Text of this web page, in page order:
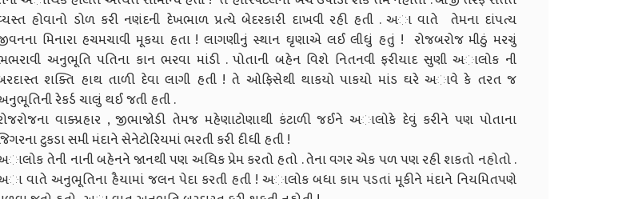
હોવાનો ડોળ કરી નણંદની દેખભાળ પ્રત્યે બેદરકારી દાખવી રહી હતી . અા વાતે તેમના દાંપત્ય
મિનારા હચમચાવી મૂકયા હતા ! લાગણીનું સ્થાન ઘૃણાએ લઈ લીધું હતું ! રોજબરોજ મીઠું મરચું
અનુભૂતિ પતિના કાન ભરવા માંડી . પોતાની બહેન વિશે નિતનવી ફરીયાદ સુણી અાલોક ની
શક્તિ હાથ તાળી દેવા લાગી હતી ! તે ઓફિસેથી થાકયો પાકયો માંડ ઘરે અાવે કે તરત જ
રેકર્ડ ચાલું થઈ જતી હતી .
વાક્પ્રહાર , જીભાજોડી તેમજ મહેણાટોણાથી કંટાળી જઈને અાલોકે દેવું કરીને પણ પોતાના
ટુકડા સમી મંદાને સેનેટોરિયમાં ભરતી કરી દીધી હતી !
તેની નાની બહેનને જાનથી પણ અધિક પ્રેમ કરતો હતો . તેના વગર એક પળ પણ રહી શકતો નહોતો .
વાતે અનુભૂતિના હૈયામાં જલન પેદા કરતી હતી ! અાલોક બધા કામ પડતાં મૂકીને મંદાને નિયમિતપણે